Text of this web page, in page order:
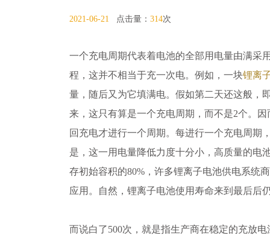
2021-06-21 点击量： 314次
一个充电周期代表着电池的全部用电量由满采
程，这并不相当于充一次电。例如，一块锂离
量，随后又为它填满电。假如第二天还这般，
来，这只有算是一个充电周期，而不是2个。
回充电才进行一个周期。每进行一个充电周期
是，这一用电量降低力度十分小，高质量的电
存初始容积的80%，许多锂离子电池供电系统
应用。自然，锂离子电池使用寿命来到最后后
而说白了500次，就是指生产商在稳定的充放电